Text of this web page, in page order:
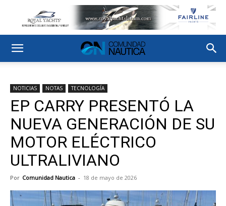
NOTICIAS NOTAS TECNOLOGÍA
EP CARRY PRESENTÓ LA
NUEVA GENERACIÓN DE SU
MOTOR ELÉCTRICO
ULTRALIVIANO
Por Comunidad Nautica - 18 de mayo de 2026